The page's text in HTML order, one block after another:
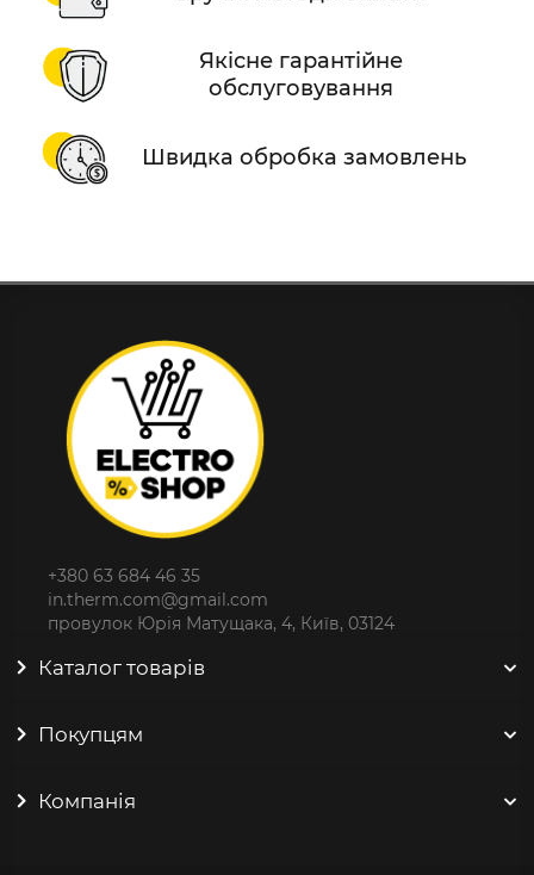
Якісне гарантійне
обслуговування
Швидка обробка замовлень
+380 63 684 46 35
in.therm.com@gmail.com
провулок Юрія Матущака, 4, Київ, 03124
Каталог товарів
Покупцям
Компанія